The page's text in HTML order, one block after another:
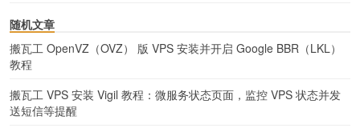
随机文章
搬瓦工 OpenVZ（OVZ） 版 VPS 安装并开启 Google BBR（LKL）
教程
搬瓦工 VPS 安装 Vigil 教程：微服务状态页面，监控 VPS 状态并发
送短信等提醒